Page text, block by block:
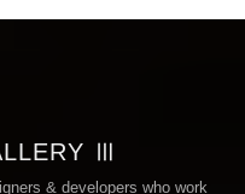
Ⅲ
& developers who work